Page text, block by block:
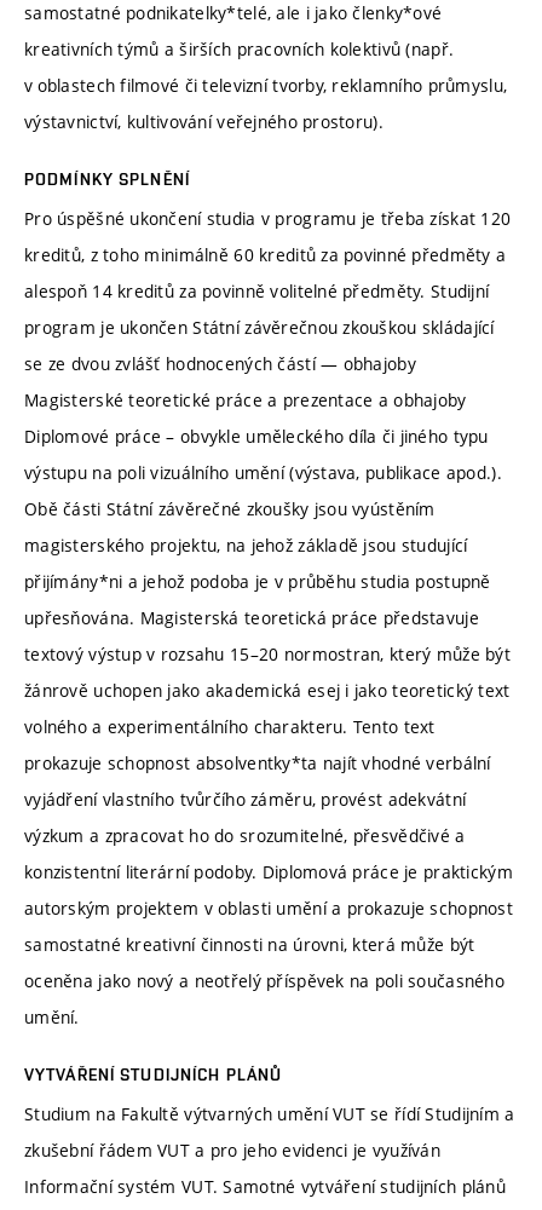
samostatné podnikatelky*telé, ale i jako členky*ové
kreativních týmů a širších pracovních kolektivů (např.
v oblastech filmové či televizní tvorby, reklamního průmyslu,
výstavnictví, kultivování veřejného prostoru).
PODMÍNKY SPLNĚNÍ
Pro úspěšné ukončení studia v programu je třeba získat 120
kreditů, z toho minimálně 60 kreditů za povinné předměty a
alespoň 14 kreditů za povinně volitelné předměty. Studijní
program je ukončen Státní závěrečnou zkouškou skládající
se ze dvou zvlášť hodnocených částí — obhajoby
Magisterské teoretické práce a prezentace a obhajoby
Diplomové práce – obvykle uměleckého díla či jiného typu
výstupu na poli vizuálního umění (výstava, publikace apod.).
Obě části Státní závěrečné zkoušky jsou vyústěním
magisterského projektu, na jehož základě jsou studující
přijímány*ni a jehož podoba je v průběhu studia postupně
upřesňována. Magisterská teoretická práce představuje
textový výstup v rozsahu 15–20 normostran, který může být
žánrově uchopen jako akademická esej i jako teoretický text
volného a experimentálního charakteru. Tento text
prokazuje schopnost absolventky*ta najít vhodné verbální
vyjádření vlastního tvůrčího záměru, provést adekvátní
výzkum a zpracovat ho do srozumitelné, přesvědčivé a
konzistentní literární podoby. Diplomová práce je praktickým
autorským projektem v oblasti umění a prokazuje schopnost
samostatné kreativní činnosti na úrovni, která může být
oceněna jako nový a neotřelý příspěvek na poli současného
umění.
VYTVÁŘENÍ STUDIJNÍCH PLÁNŮ
Studium na Fakultě výtvarných umění VUT se řídí Studijním a
zkušební řádem VUT a pro jeho evidenci je využíván
Informační systém VUT. Samotné vytváření studijních plánů